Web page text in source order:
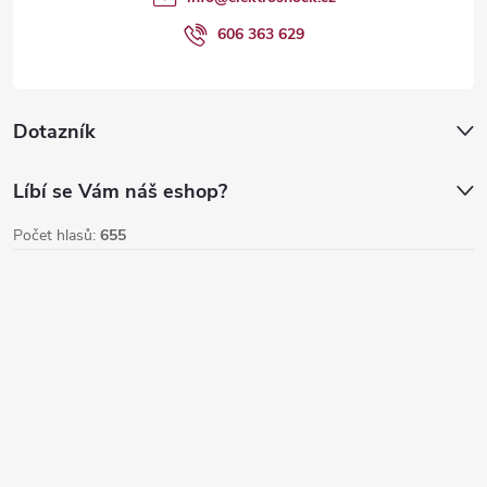
606 363 629
Dotazník
Líbí se Vám náš eshop?
Počet hlasů: 655